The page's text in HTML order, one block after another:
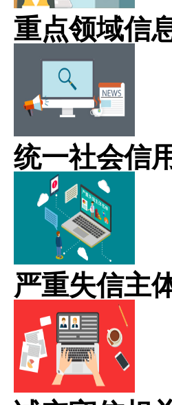
重点领域信
统一社会信
严重失信主